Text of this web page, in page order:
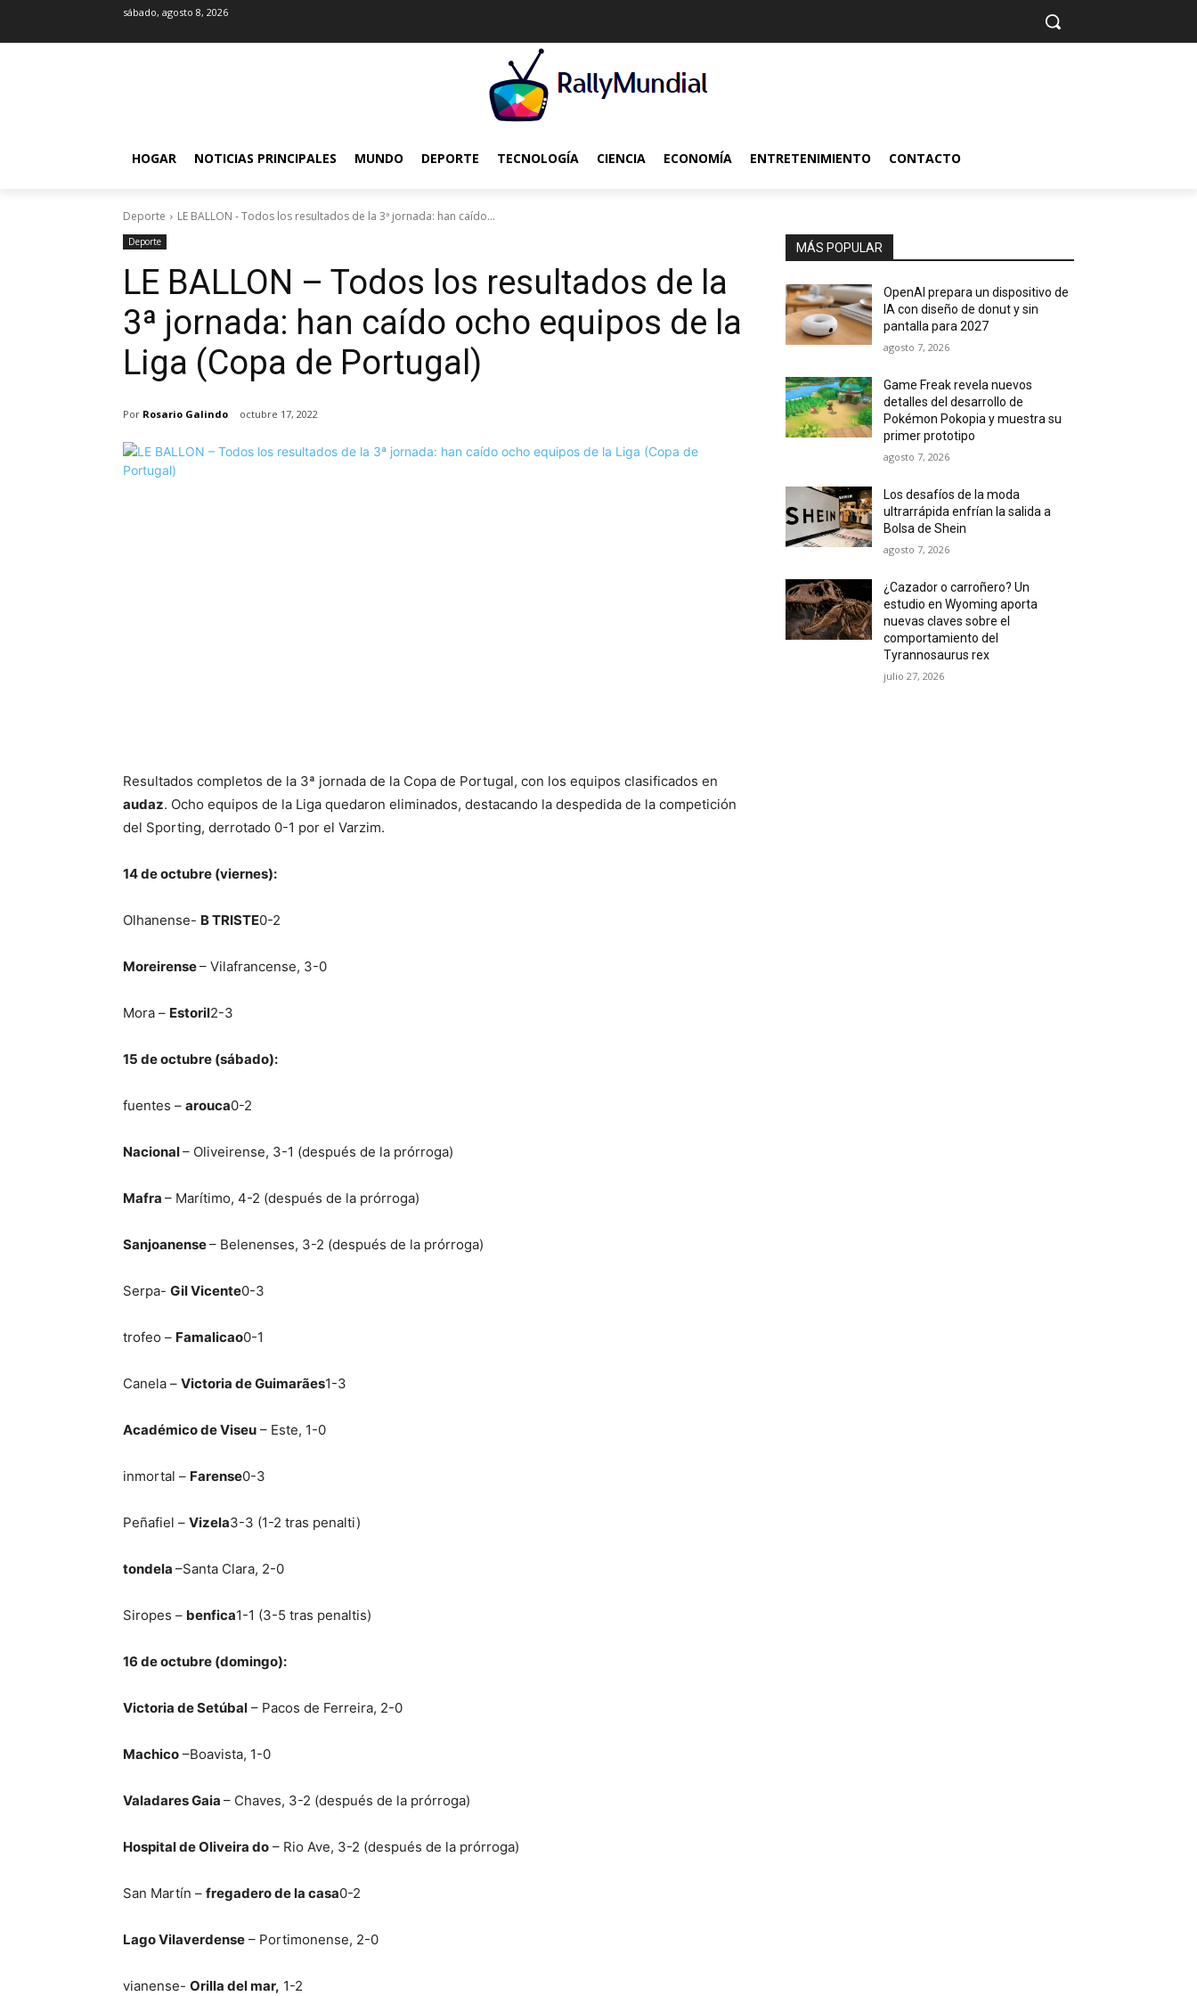
sábado, agosto 8, 2026
HOGAR NOTICIAS PRINCIPALES MUNDO DEPORTE TECNOLOGÍA CIENCIA ECONOMÍA ENTRETENIMIENTO CONTACTO
Deporte LE BALLON - Todos los resultados de la 3ª jornada: han caído...
Deporte
LE BALLON – Todos los resultados de la
3ª jornada: han caído ocho equipos de la
Liga (Copa de Portugal)
Por Rosario Galindo octubre 17, 2022
Resultados completos de la 3ª jornada de la Copa de Portugal, con los equipos clasificados en
audaz. Ocho equipos de la Liga quedaron eliminados, destacando la despedida de la competición
del Sporting, derrotado 0-1 por el Varzim.
14 de octubre (viernes):
Olhanense- B TRISTE0-2
Moreirense– Vilafrancense, 3-0
Mora – Estoril2-3
15 de octubre (sábado):
fuentes – arouca0-2
Nacional– Oliveirense, 3-1 (después de la prórroga)
Mafra – Marítimo, 4-2 (después de la prórroga)
Sanjoanense– Belenenses, 3-2 (después de la prórroga)
Serpa- Gil Vicente0-3
trofeo – Famalicao0-1
Canela – Victoria de Guimarães1-3
Académico de Viseu – Este, 1-0
inmortal – Farense0-3
Peñafiel – Vizela3-3 (1-2 tras penalti)
tondela –Santa Clara, 2-0
Siropes – benfica1-1 (3-5 tras penaltis)
16 de octubre (domingo):
Victoria de Setúbal – Pacos de Ferreira, 2-0
Machico –Boavista, 1-0
Valadares Gaia – Chaves, 3-2 (después de la prórroga)
Hospital de Oliveira do – Rio Ave, 3-2 (después de la prórroga)
San Martín – fregadero de la casa0-2
Lago Vilaverdense – Portimonense, 2-0
vianense- Orilla del mar, 1-2
MÁS POPULAR
OpenAI prepara un dispositivo de
IA con diseño de donut y sin
pantalla para 2027
agosto 7, 2026
Game Freak revela nuevos
detalles del desarrollo de
Pokémon Pokopia y muestra su
primer prototipo
agosto 7, 2026
Los desafíos de la moda
ultrarrápida enfrían la salida a
Bolsa de Shein
agosto 7, 2026
¿Cazador o carroñero? Un
estudio en Wyoming aporta
nuevas claves sobre el
comportamiento del
Tyrannosaurus rex
julio 27, 2026